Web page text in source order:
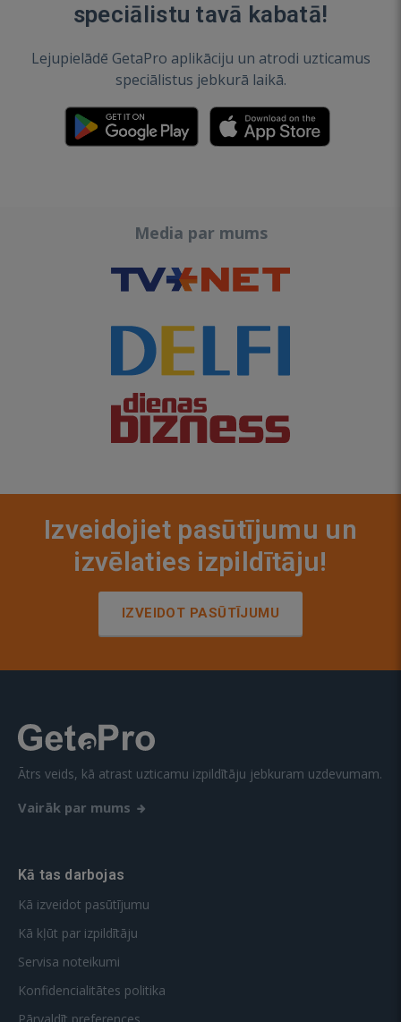
speciālistu tavā kabatā!
Lejupielādē GetaPro aplikāciju un atrodi uzticamus
speciālistus jebkurā laikā.
Media par mums
Izveidojiet pasūtījumu un
izvēlaties izpildītāju!
IZVEIDOT PASŪTĪJUMU
Ātrs veids, kā atrast uzticamu izpildītāju jebkuram uzdevumam.
Vairāk par mums
Kā tas darbojas
Kā izveidot pasūtījumu
Kā kļūt par izpildītāju
Servisa noteikumi
Konfidencialitātes politika